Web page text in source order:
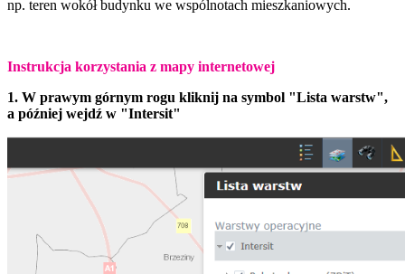
np. teren wokół budynku we wspólnotach mieszkaniowych.
Instrukcja korzystania z mapy internetowej
1. W prawym górnym rogu kliknij na symbol "Lista warstw",
a później wejdź w "Intersit"